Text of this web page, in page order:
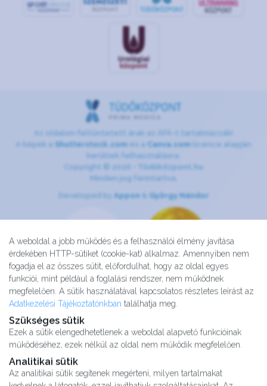
A weboldal a jobb működés és a felhasználói élmény javítása
érdekében HTTP-sütiket (cookie-kat) alkalmaz. Amennyiben nem
fogadja el az összes sütit, előfordulhat, hogy az oldal egyes
funkciói, mint például a foglalási rendszer, nem működnek
megfelelően. A sütik használatával kapcsolatos részletes leírást az
Adatkezelési Tájékoztatónkban találhatja meg.
Szükséges sütik
Ezek a sütik elengedhetetlenek a weboldal alapvető funkcióinak
működéséhez, ezek nélkül az oldal nem működik megfelelően.
Analitikai sütik
Az analitikai sütik segítenek megérteni, milyen tartalmakat
SPORT
Az oldalon feltüntetett árak az ÁFÁ-t tartalmazzák!
A képek a Shutterstock.com és a Canva.com licence alapján
kerültek felhasználásra.
Copyright © 2026 •
Tüdőközpont.hu
Minden jog fenntartva.
Developed by Appon& György Nándor